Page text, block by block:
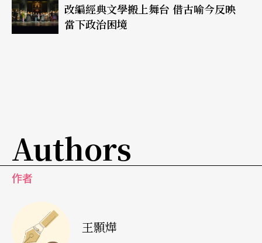
現藝術創作。林人中提出，「這時就和策展觀念有
關，除了金錢等實際資源的投入，若計畫有策展人
在深度對話的情況下，國際共製也相當程度地改變
藝術家的角色和定位。當藝術家與機構合作時，他
們不僅僅在創作作品，更是參與了一個更大規模的
文化對話。這種合作能夠促進不同文化間的交流和
理解，也能在國際舞台上推廣本地的藝術作品。林
改編經典文學搬上舞台 借古喻今反映
當下政治困境
Authors
作者
王顥燁